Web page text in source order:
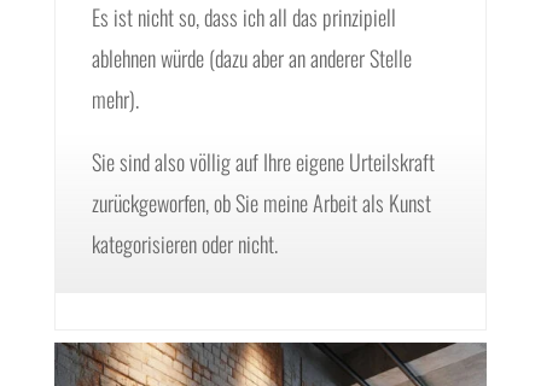
Es ist nicht so, dass ich all das prinzipiell
ablehnen würde (dazu aber an anderer Stelle
mehr).
Sie sind also völlig auf Ihre eigene Urteilskraft
zurückgeworfen, ob Sie meine Arbeit als Kunst
kategorisieren oder nicht.